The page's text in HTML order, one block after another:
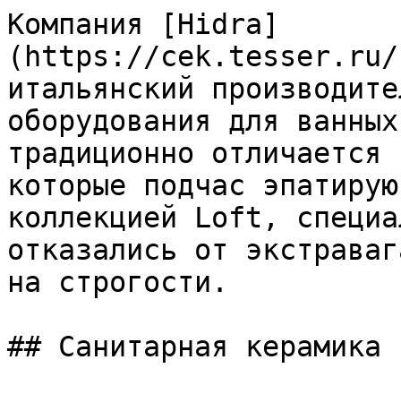
Компания [Hidra]
(https://cek.tesser.ru/
итальянский
оборудования для
традиционно
которые подчас
коллекцией Loft,
отказались от
на строгости.
## Санитарная керамика